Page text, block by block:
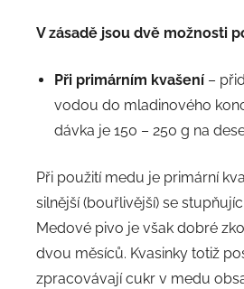
V zásadě jsou dvě možnosti
Při primárním kvašení –
vodou do mladinového
dávka je 150 – 250 g na
Při použití medu je primární
silnější (bouřlivější) se
Medové pivo je však dobré
dvou měsíců. Kvasinky totiž
zpracovávají cukr v medu